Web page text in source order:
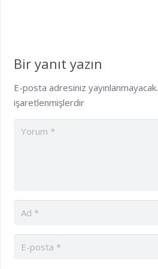
Bir yanıt yazın
E-posta adresiniz yayınlanmayacak.
işaretlenmişlerdir